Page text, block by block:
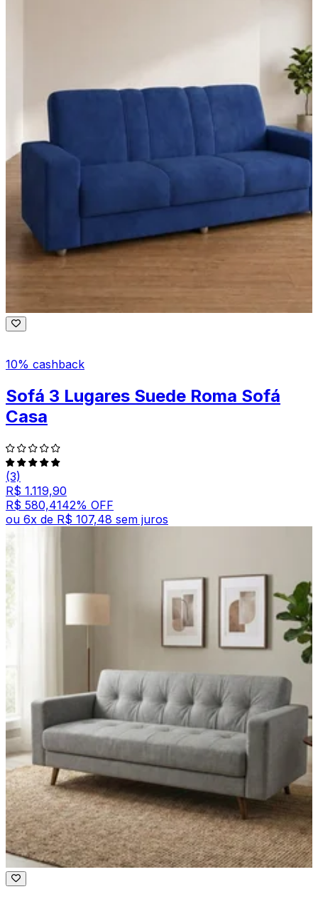
10% cashback
Sofá 3 Lugares Suede Roma Sofá
Casa
(3)
R$ 1.119,90
R$ 580,4142% OFF
ou 6x de R$ 107,48 sem juros